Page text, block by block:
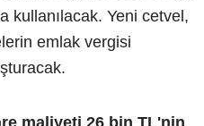
kullanılacak. Yeni cetvel,
emlak vergisi
maliyeti 26 bin TL'nin